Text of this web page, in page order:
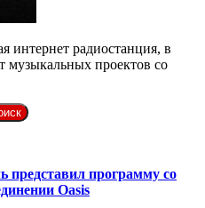
интернет радиостанция, в
музыкальных проектов со
представил программу со
Oasis